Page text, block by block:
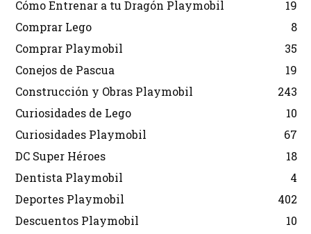
Cómo Entrenar a tu Dragón Playmobil
19
Comprar Lego
8
Comprar Playmobil
35
Conejos de Pascua
19
Construcción y Obras Playmobil
243
Curiosidades de Lego
10
Curiosidades Playmobil
67
DC Super Héroes
18
Dentista Playmobil
4
Deportes Playmobil
402
Descuentos Playmobil
10